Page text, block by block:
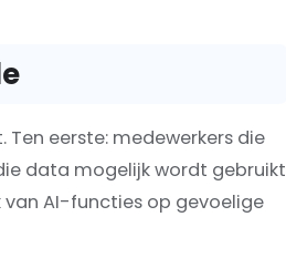
Ten eerste: medewerkers die
data mogelijk wordt gebruikt
AI-functies op gevoelige